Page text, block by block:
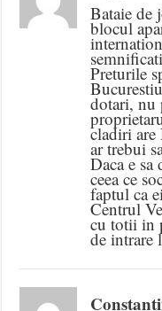
Bataie de
blocul
Preturile
dotari, nu
cladiri
ar trebui
Daca e
ceea ce
faptul ca
Centrul
cu totii in
de intrare